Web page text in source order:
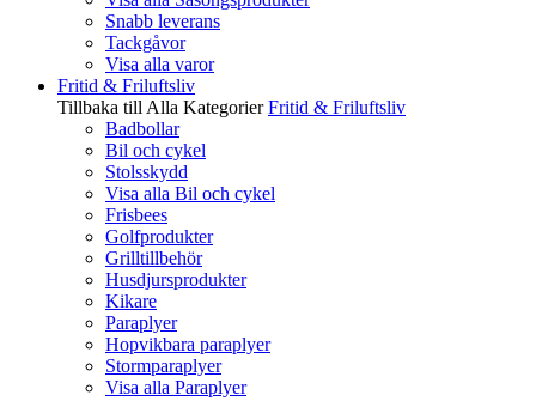
Snabb leverans
Tackgåvor
Visa alla varor
Fritid & Friluftsliv
Tillbaka till Alla Kategorier Fritid & Friluftsliv
Badbollar
Bil och cykel
Stolsskydd
Visa alla Bil och cykel
Frisbees
Golfprodukter
Grilltillbehör
Husdjursprodukter
Kikare
Paraplyer
Hopvikbara paraplyer
Stormparaplyer
Visa alla Paraplyer